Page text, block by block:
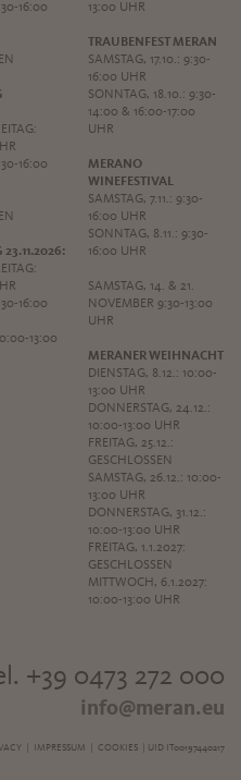
16:00
16:00
23.11.2026:
16:00
13:00
13:00 UHR
TRAUBENFEST MERAN
SAMSTAG, 17.10.: 9:30-
16:00 UHR
SONNTAG, 18.10.: 9:30-
14:00 & 16:00-17:00
UHR
MERANO
WINEFESTIVAL
SAMSTAG, 7.11.: 9:30-
16:00 UHR
SONNTAG, 8.11.: 9:30-
16:00 UHR
SAMSTAG, 14. & 21.
NOVEMBER 9:30-13:00
UHR
MERANER WEIHNACHT
DIENSTAG, 8.12.: 10:00-
13:00 UHR
DONNERSTAG, 24.12.:
10:00-13:00 UHR
FREITAG, 25.12.:
GESCHLOSSEN
SAMSTAG, 26.12.: 10:00-
13:00 UHR
DONNERSTAG, 31.12.:
10:00-13:00 UHR
FREITAG, 1.1.2027:
GESCHLOSSEN
MITTWOCH, 6.1.2027:
10:00-13:00 UHR
+39 0473 272 000
info@meran.eu
| IMPRESSUM COOKIES | UID IT00197440217